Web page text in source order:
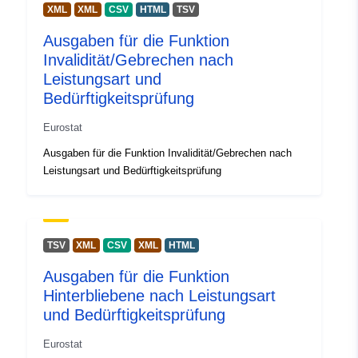
Turkey
Austria
Czechia
Italy
Slovakia
United Kingdom
Iceland
Montenegro
Malta
Spain
XML XML CSV HTML TSV
Ausgaben für die Funktion
Invalidität/Gebrechen nach
Leistungsart und
Bedürftigkeitsprüfung
Eurostat
Ausgaben für die Funktion Invalidität/Gebrechen nach
Leistungsart und Bedürftigkeitsprüfung
TSV XML CSV XML HTML
Ausgaben für die Funktion
Hinterbliebene nach Leistungsart
und Bedürftigkeitsprüfung
Eurostat